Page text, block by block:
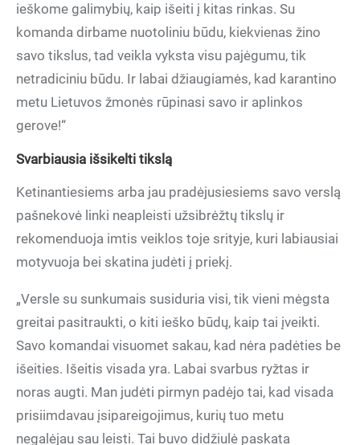
ieškome galimybių, kaip išeiti į kitas rinkas. Su
komanda dirbame nuotoliniu būdu, kiekvienas žino
savo tikslus, tad veikla vyksta visu pajėgumu, tik
netradiciniu būdu. Ir labai džiaugiamės, kad karantino
metu Lietuvos žmonės rūpinasi savo ir aplinkos
gerove!“
Svarbiausia išsikelti tikslą
Ketinantiesiems arba jau pradėjusiesiems savo verslą
pašnekovė linki neapleisti užsibrėžtų tikslų ir
rekomenduoja imtis veiklos toje srityje, kuri labiausiai
motyvuoja bei skatina judėti į priekį.
„Versle su sunkumais susiduria visi, tik vieni mėgsta
greitai pasitraukti, o kiti ieško būdų, kaip tai įveikti.
Savo komandai visuomet sakau, kad nėra padėties be
išeities. Išeitis visada yra. Labai svarbus ryžtas ir
noras augti. Man judėti pirmyn padėjo tai, kad visada
prisiimdavau įsipareigojimus, kurių tuo metu
negalėjau sau leisti. Tai buvo didžiulė paskata